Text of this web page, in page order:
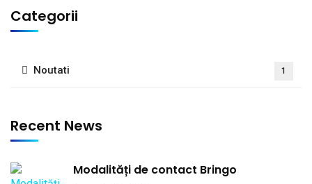
Categorii
Noutati 1
Recent News
Modalități de contact Bringo